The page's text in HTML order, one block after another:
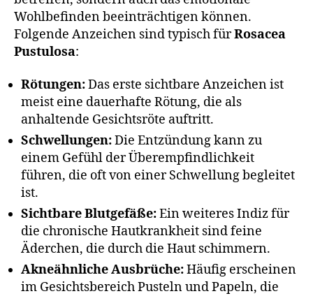
Wohlbefinden beeinträchtigen können.
Folgende Anzeichen sind typisch fürRosacea
Pustulosa:
Rötungen:Das erste sichtbare Anzeichen ist
meist eine dauerhafte Rötung, die als
anhaltende Gesichtsröte auftritt.
Schwellungen:Die Entzündung kann zu
einem Gefühl der Überempfindlichkeit
führen, die oft von einer Schwellung begleitet
ist.
Sichtbare Blutgefäße:Ein weiteres Indiz für
die chronische Hautkrankheit sind feine
Äderchen, die durch die Haut schimmern.
Akneähnliche Ausbrüche:Häufig erscheinen
im Gesichtsbereich Pusteln und Papeln, die